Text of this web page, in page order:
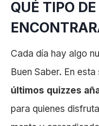
QUÉ TIPO
Cada día hay algo
Buen Saber. En
últimos quizzes
para quienes